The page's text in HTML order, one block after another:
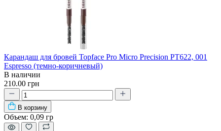
Карандаш для бровей Topface Pro Micro Precision PT622, 001
Espresso (темно-коричневый)
В наличии
210.00 грн
В корзину
Объем: 0,09 гр